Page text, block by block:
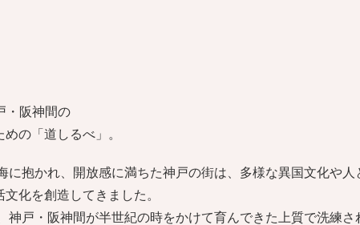
・阪神間の
の「道しるべ」。
に抱かれ、開放感に満ちた神戸の街は、多様な異国文化や
化を創造してきました。
神戸・阪神間が半世紀の時をかけて育んできた上質で洗練